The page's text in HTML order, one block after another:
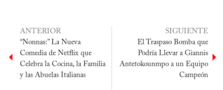
ANTERIOR
“Nonnas:” La Nueva
Comedia de Netflix que
Celebra la Cocina, la Familia
y las Abuelas Italianas
SIGUIENTE
El Traspaso Bomba que
Podría Llevar a Giannis
Antetokounmpo a un Equipo
Campeón